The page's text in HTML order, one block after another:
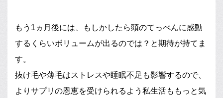
もう1ヵ月後には、もしかしたら頭のてっぺんに感動
するくらいボリュームが出るのでは？と期待が持てま
す。
抜け毛や薄毛はストレスや睡眠不足も影響するので、
よりサプリの恩恵を受けられるよう私生活ももっと気